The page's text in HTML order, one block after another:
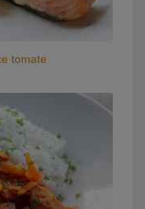
tomate